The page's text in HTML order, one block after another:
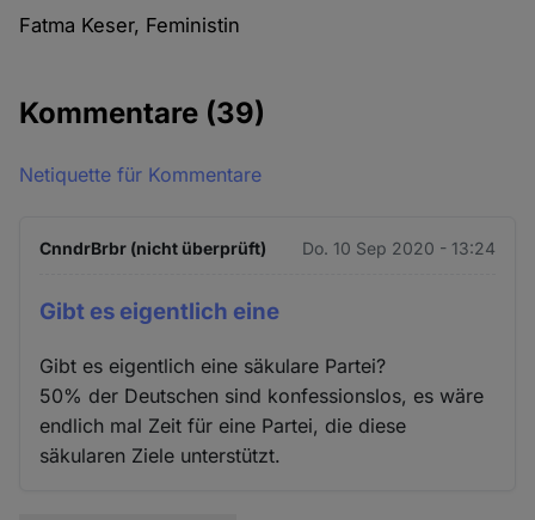
Fatma Keser, Feministin
Kommentare (39)
Netiquette für Kommentare
CnndrBrbr (nicht überprüft) Do. 10 Sep 2020 - 13:24
Gibt es eigentlich eine
Gibt es eigentlich eine säkulare Partei?
50% der Deutschen sind konfessionslos, es wäre
endlich mal Zeit für eine Partei, die diese
säkularen Ziele unterstützt.